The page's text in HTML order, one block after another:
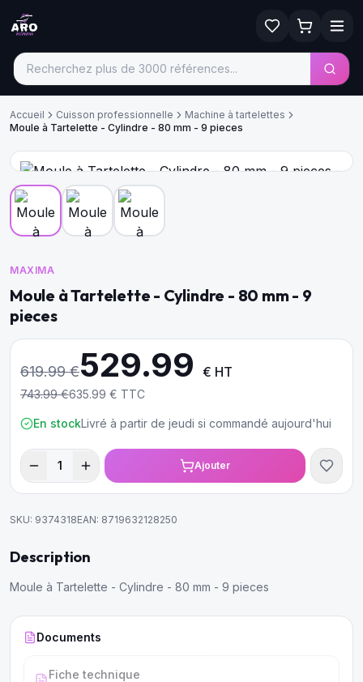
Accueil Cuisson professionnelle
Machine à tartelettes
Moule à Tartelette - Cylindre - 80 mm - 9 pieces
MAXIMA
Moule à Tartelette - Cylindre - 80 mm - 9
pieces
619.99€529.99 € HT
743.99€635.99 € TTC
En stockLivré à partir de jeudi si commandé aujourd'hui
1 Ajouter
SKU: 9374318EAN: 8719632128250
Description
Moule à Tartelette - Cylindre - 80 mm - 9 pieces
Documents
Fiche technique